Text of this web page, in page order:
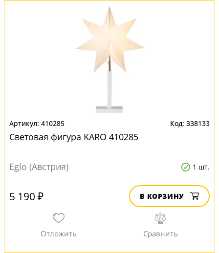
410285 338133
Световая фигура KARO 410285
Eglo (Австрия) 1 шт.
5 190 ₽ В КОРЗИНУ